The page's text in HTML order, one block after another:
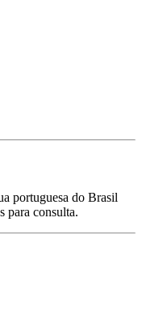
portuguesa do Brasil
para consulta.